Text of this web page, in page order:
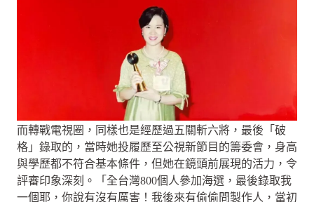
而轉戰電視圈，同樣也是經歷過五關斬六將，最後「破
格」錄取的，當時她投履歷至公視新節目的籌委會，身高
與學歷都不符合基本條件，但她在鏡頭前展現的活力，令
評審印象深刻。「全台灣800個人參加海選，最後錄取我
一個耶，你說有沒有厲害！我後來有偷偷問製作人，當初